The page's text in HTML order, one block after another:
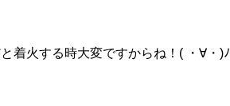
着火する時大変ですからね！( ・∀・)ﾉ